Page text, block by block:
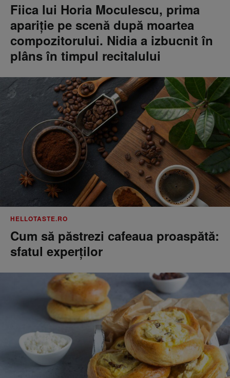
Fiica lui Horia Moculescu, prima
apariție pe scenă după moartea
compozitorului. Nidia a izbucnit în
plâns în timpul recitalului
HELLOTASTE.RO
Cum să păstrezi cafeaua proaspătă:
sfatul experților